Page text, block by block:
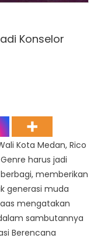
Konselor
Kota Medan, Rico
harus jadi
memberikan
generasi muda
mengatakan
sambutannya
Berencana